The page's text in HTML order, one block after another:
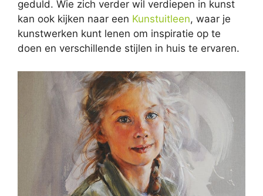
geduld. Wie zich verder wil verdiepen in kunst
kan ook kijken naar een Kunstuitleen, waar je
kunstwerken kunt lenen om inspiratie op te
doen en verschillende stijlen in huis te ervaren.